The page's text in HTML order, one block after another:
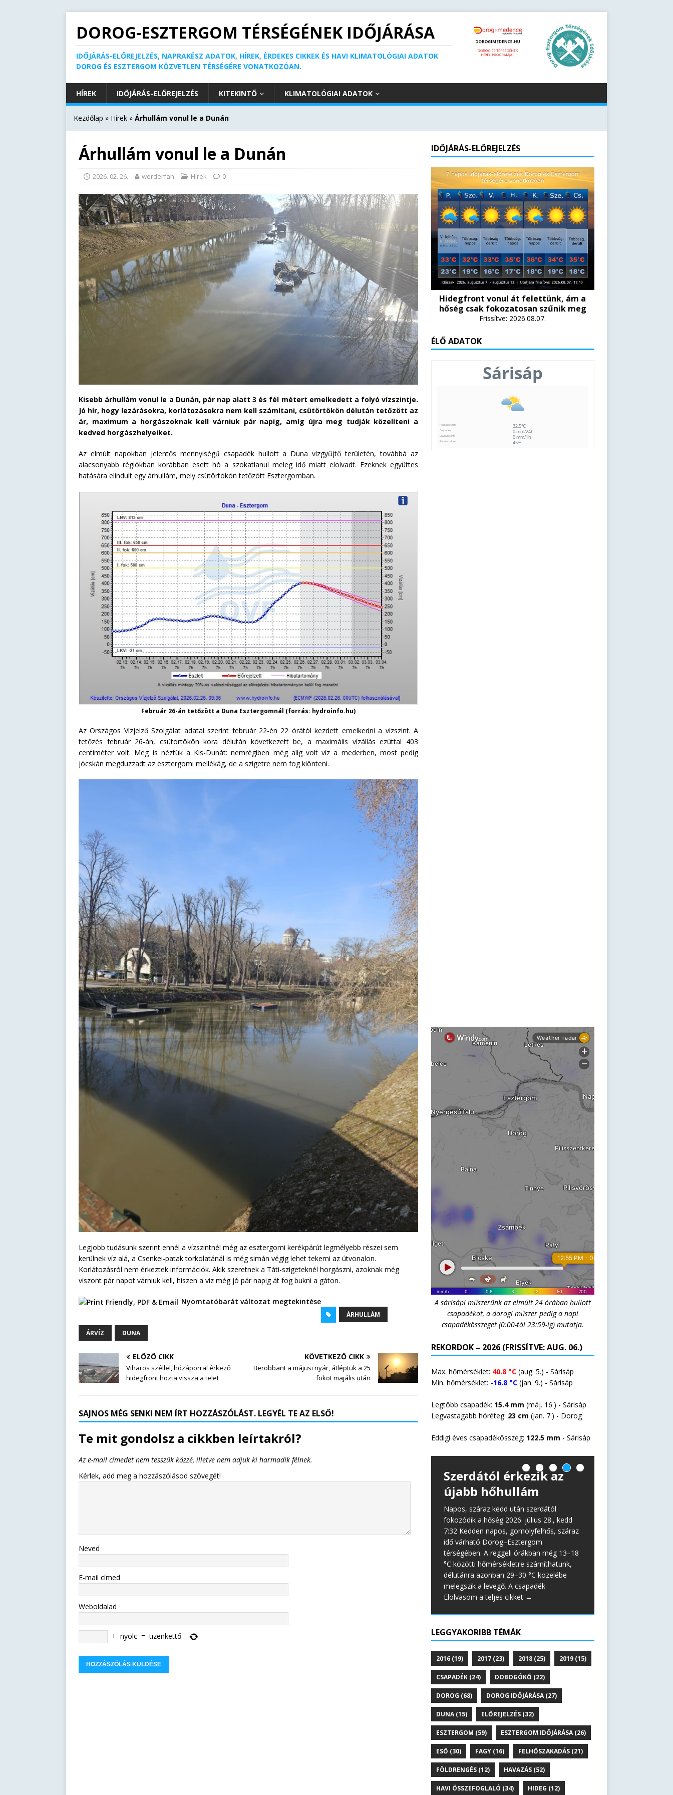
DOROG-ESZTERGOM TÉRSÉGÉNEK IDŐJÁRÁSA
IDŐJÁRÁS-ELŐREJELZÉS, NAPRAKÉSZ ADATOK, HÍREK, ÉRDEKES CIKKEK ÉS HAVI KLIMATOLÓGIAI ADATOK
DOROG ÉS ESZTERGOM KÖZVETLEN TÉRSÉGÉRE VONATKOZÓAN.
HÍREK IDŐJÁRÁS-ELŐREJELZÉS KITEKINTŐ KLIMATOLÓGIAI ADATOK
Kezdőlap » Hírek » Árhullám vonul le a Dunán
Árhullám vonul le a Dunán
2026. 02. 26. werderfan Hírek 0
Kisebb árhullám vonul le a Dunán, pár nap alatt 3 és fél métert emelkedett a folyó vízszintje.
Jó hír, hogy lezárásokra, korlátozásokra nem kell számítani, csütörtökön délután tetőzött az
ár, maximum a horgászoknak kell várniuk pár napig, amíg újra meg tudják közelíteni a
kedved horgászhelyeiket.
Az elmúlt napokban jelentős mennyiségű csapadék hullott a Duna vízgyűjtő területén, továbbá az
alacsonyabb régiókban korábban esett hó a szokatlanul meleg idő miatt elolvadt. Ezeknek együttes
hatására elindult egy árhullám, mely csütörtökön tetőzött Esztergomban.
Február 26-án tetőzött a Duna Esztergomnál (forrás: hydroinfo.hu)
Az Országos Vízjelző Szolgálat adatai szerint február 22-én 22 órától kezdett emelkedni a vízszint. A
tetőzés február 26-án, csütörtökön kora délután következett be, a maximális vízállás ezúttal 403
centiméter volt. Meg is néztük a Kis-Dunát: nemrégiben még alig volt víz a mederben, most pedig
jócskán megduzzadt az esztergomi mellékág, de a szigetre nem fog kiönteni.
Legjobb tudásunk szerint ennél a vízszintnél még az esztergomi kerékpárút legmélyebb részei sem
kerülnek víz alá, a Csenkei-patak torkolatánál is még simán végig lehet tekerni az útvonalon.
Korlátozásról nem érkeztek információk. Akik szeretnek a Táti-szigeteknél horgászni, azoknak még
viszont pár napot várniuk kell, hiszen a víz még jó pár napig át fog bukni a gáton.
Nyomtatóbarát változat megtekintése
ÁRHULLÁM
ÁRVÍZ DUNA
ELŐZŐ CIKK
Viharos széllel, hózáporral érkező
hidegfront hozta vissza a telet
KÖVETKEZŐ CIKK
Berobbant a májusi nyár, átléptük a 25
fokot majális után
SAJNOS MÉG SENKI NEM ÍRT HOZZÁSZÓLÁST. LEGYÉL TE AZ ELSŐ!
Te mit gondolsz a cikkben leírtakról?
Az e-mail címedet nem tesszük közzé, illetve nem adjuk ki harmadik félnek.
Kérlek, add meg a hozzászólásod szövegét!
Neved
E-mail címed
Weboldalad
+ nyolc = tizenkettő
IDŐJÁRÁS-ELŐREJELZÉS
Hidegfront vonul át felettünk, ám a
hőség csak fokozatosan szűnik meg
Frissítve: 2026.08.07.
ÉLŐ ADATOK
A sárisápi műszerünk az elmúlt 24 órában hullott
csapadékot, a dorogi műszer pedig a napi
csapadékösszeget (0:00-tól 23:59-ig) mutatja.
REKORDOK – 2026 (FRISSÍTVE: AUG. 06.)
Max. hőmérséklet: 40.8 °C(aug. 5.) - Sárisáp
Min. hőmérséklet: -16.8 °C(jan. 9.) - Sárisáp
Legtöbb csapadék: 15.4 mm (máj. 16.) - Sárisáp
Legvastagabb hóréteg: 23 cm (jan. 7.) - Dorog
Eddigi éves csapadékösszeg: 122.5 mm - Sárisáp
Szerdától érkezik az
újabb hőhullám
Napos, száraz kedd után szerdától
fokozódik a hőség 2026. július 28., kedd
7:32 Kedden napos, gomolyfelhős, száraz
idő várható Dorog–Esztergom
térségében. A reggeli órákban még 13–18
°C közötti hőmérsékletre számíthatunk,
délutánra azonban 29–30 °C közelébe
melegszik a levegő. A csapadék
Elolvasom a teljes cikket →
LEGGYAKORIBB TÉMÁK
2016(19) 2017(23) 2018(25) 2019(15)
CSAPADÉK(24) DOBOGÓKŐ (22)
DOROG (68) DOROG IDŐJÁRÁSA(27)
DUNA(15) ELŐREJELZÉS(32)
ESZTERGOM (59) ESZTERGOM IDŐJÁRÁSA(26)
ESŐ (30) FAGY(16) FELHŐSZAKADÁS(21)
FÖLDRENGÉS(12) HAVAZÁS(52)
HAVI ÖSSZEFOGLALÓ (34) HIDEG (12)